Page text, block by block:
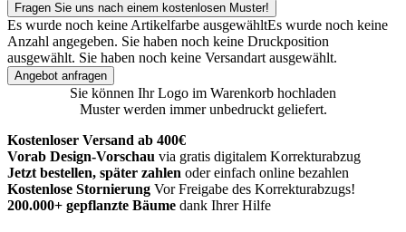
Fragen Sie uns nach einem kostenlosen Muster!
Es wurde noch keine Artikelfarbe ausgewähltEs wurde noch keine
Anzahl angegeben. Sie haben noch keine Druckposition
ausgewählt. Sie haben noch keine Versandart ausgewählt.
Angebot anfragen
Sie können Ihr Logo im Warenkorb hochladen
Muster werden immer unbedruckt geliefert.
Kostenloser Versand ab 400€
Vorab Design-Vorschau via gratis digitalem Korrekturabzug
Jetzt bestellen, später zahlen oder einfach online bezahlen
Kostenlose Stornierung Vor Freigabe des Korrekturabzugs!
200.000+ gepflanzte Bäume dank Ihrer Hilfe